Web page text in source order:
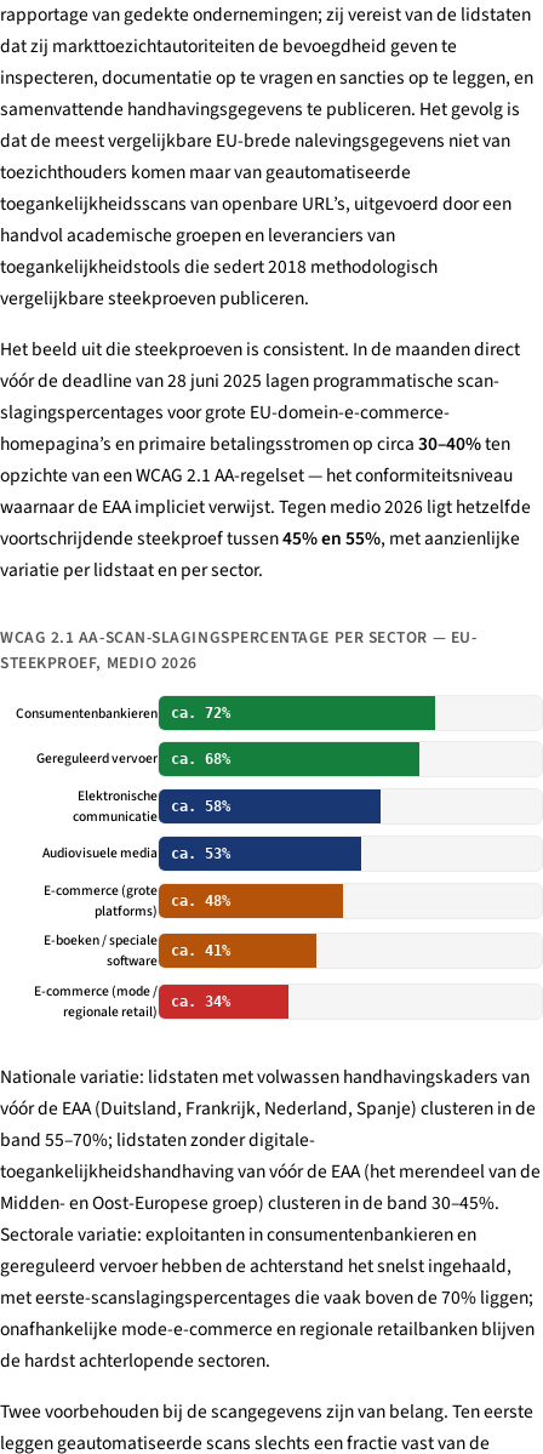
rapportage van gedekte ondernemingen; zij vereist van de lidstaten
dat zij markttoezichtautoriteiten de bevoegdheid geven te
inspecteren, documentatie op te vragen en sancties op te leggen, en
samenvattende handhavingsgegevens te publiceren. Het gevolg is
dat de meest vergelijkbare EU-brede nalevingsgegevens niet van
toezichthouders komen maar van geautomatiseerde
toegankelijkheidsscans van openbare URL’s, uitgevoerd door een
handvol academische groepen en leveranciers van
toegankelijkheidstools die sedert 2018 methodologisch
vergelijkbare steekproeven publiceren.
Het beeld uit die steekproeven is consistent. In de maanden direct
vóór de deadline van 28 juni 2025 lagen programmatische scan-
slagingspercentages voor grote EU-domein-e-commerce-
homepagina’s en primaire betalingsstromen op circa30–40%ten
opzichte van een WCAG 2.1 AA-regelset — het conformiteitsniveau
waarnaar de EAA impliciet verwijst. Tegen medio 2026 ligt hetzelfde
voortschrijdende steekproef tussen45% en 55%, met aanzienlijke
variatie per lidstaat en per sector.
WCAG 2.1 AA-SCAN-SLAGINGSPERCENTAGE PER SECTOR — EU-
STEEKPROEF, MEDIO 2026
Consumentenbankieren ca. 72%
Gereguleerd vervoer ca. 68%
Elektronische
communicatie
ca. 58%
Audiovisuele media ca. 53%
E-commerce (grote
platforms)
ca. 48%
E-boeken / speciale
software
ca. 41%
E-commerce (mode /
regionale retail)
ca. 34%
Nationale variatie: lidstaten met volwassen handhavingskaders van
vóór de EAA (Duitsland, Frankrijk, Nederland, Spanje) clusteren in de
band 55–70%; lidstaten zonder digitale-
toegankelijkheidshandhaving van vóór de EAA (het merendeel van de
Midden- en Oost-Europese groep) clusteren in de band 30–45%.
Sectorale variatie: exploitanten in consumentenbankieren en
gereguleerd vervoer hebben de achterstand het snelst ingehaald,
met eerste-scanslagingspercentages die vaak boven de 70% liggen;
onafhankelijke mode-e-commerce en regionale retailbanken blijven
de hardst achterlopende sectoren.
Twee voorbehouden bij de scangegevens zijn van belang. Ten eerste
leggen geautomatiseerde scans slechts een fractie vast van de